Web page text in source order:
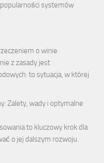
systemów
o winie
z zasady jest
to sytuacja, w której
Zalety, wady i optymalne
to kluczowy krok dla
o jej dalszym rozwoju.